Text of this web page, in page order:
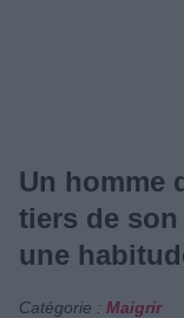
Un homme
tiers de
une
Catégorie : Maigrir